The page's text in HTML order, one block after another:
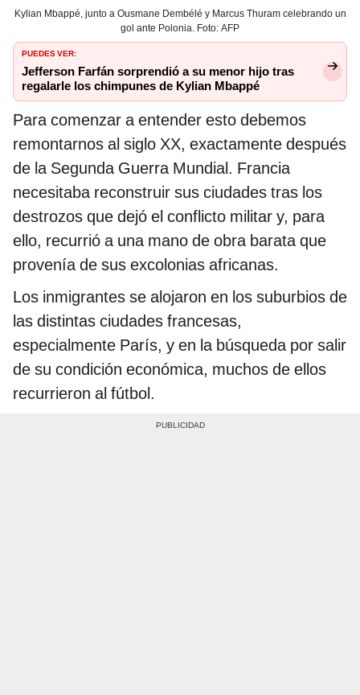
Kylian Mbappé, junto a Ousmane Dembélé y Marcus Thuram celebrando un
gol ante Polonia. Foto: AFP
PUEDES VER:
Jefferson Farfán sorprendió a su menor hijo tras
regalarle los chimpunes de Kylian Mbappé
Para comenzar a entender esto debemos
remontarnos al siglo XX, exactamente después
de la Segunda Guerra Mundial. Francia
necesitaba reconstruir sus ciudades tras los
destrozos que dejó el conflicto militar y, para
ello, recurrió a una mano de obra barata que
provenía de sus excolonias africanas.
Los inmigrantes se alojaron en los suburbios de
las distintas ciudades francesas,
especialmente París, y en la búsqueda por salir
de su condición económica, muchos de ellos
recurrieron al fútbol.